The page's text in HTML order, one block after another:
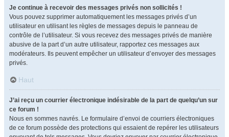
Je continue à recevoir des messages privés non sollicités !
Vous pouvez supprimer automatiquement les messages privés d’un
utilisateur en utilisant les règles de messages depuis le panneau de
contrôle de l’utilisateur. Si vous recevez des messages privés de manière
abusive de la part d’un autre utilisateur, rapportez ces messages aux
modérateurs. Ils peuvent empêcher un utilisateur d’envoyer des messages
privés.
Haut
J’ai reçu un courrier électronique indésirable de la part de quelqu’un sur
ce forum !
Nous en sommes navrés. Le formulaire d’envoi de courriers électroniques
de ce forum possède des protections qui essaient de repérer les utilisateurs